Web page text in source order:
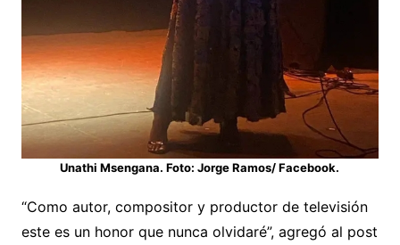
Unathi Msengana. Foto: Jorge Ramos/ Facebook.
“Como autor, compositor y productor de televisión
este es un honor que nunca olvidaré”, agregó al post